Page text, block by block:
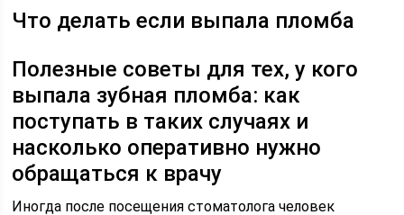
Что делать если выпала пломба
Полезные советы для тех, у кого
выпала зубная пломба: как
поступать в таких случаях и
насколько оперативно нужно
обращаться к врачу
Иногда после посещения стоматолога человек